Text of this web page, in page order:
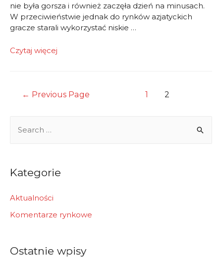
nie była gorsza i również zaczęła dzień na minusach.
W przeciwieństwie jednak do rynków azjatyckich
gracze starali wykorzystać niskie …
Znowu
Czytaj więcej
Nawigacja
← Previous Page 1 2
r
h
f
Kategorie
Aktualności
Komentarze rynkowe
Ostatnie wpisy